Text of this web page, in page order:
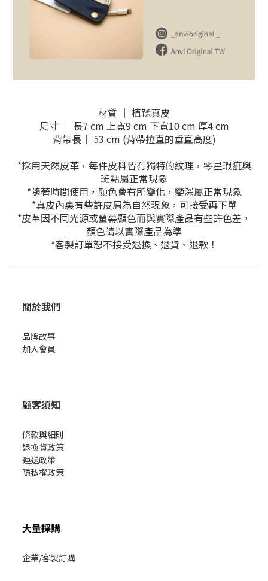
材質 ｜ 植鞣真皮
尺寸 ｜ 長7 cm 上寬9 cm 下寬10 cm 厚4 cm
背帶長｜ 53 cm (背帶拉直的垂直高度)
*採用天然皮革，每件皮料皆有獨特的紋理，零星瑕疵與
斑點屬正常現象
*隨著時間使用，顏色會有所變化，變深屬正常現象
*真皮內裏有些許皮屑為自然現象，可接受再下單
*皮革因不同光源或螢幕顯色而與實際產品有些許色差，
顏色請以實際產品為準
*客製訂單恕不接受退換、退貨、退款！
關於我們
品牌故事
加入會員
顧客須知
條款與細則
退換貨政策
運送政策
隱私權政策
大量採購
企業/客製訂購